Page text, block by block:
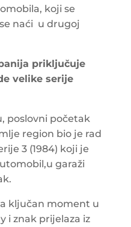
koji se
naći u drugoj
priključuje
velike serije
poslovni početak
region bio je rad
3 (1984) koji je
garaži
ključan moment u
i znak prijelaza iz